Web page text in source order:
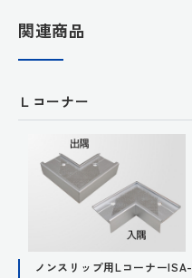
関連商品
Ｌコーナー
ノンスリップ用LコーナーISA-